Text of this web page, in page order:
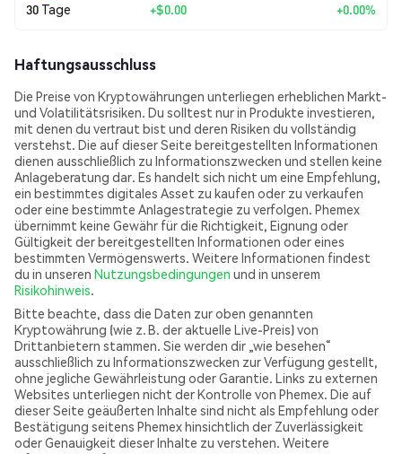
30 Tage +$0.00 +0.00%
Haftungsausschluss
Die Preise von Kryptowährungen unterliegen erheblichen Markt-
und Volatilitätsrisiken. Du solltest nur in Produkte investieren,
mit denen du vertraut bist und deren Risiken du vollständig
verstehst. Die auf dieser Seite bereitgestellten Informationen
dienen ausschließlich zu Informationszwecken und stellen keine
Anlageberatung dar. Es handelt sich nicht um eine Empfehlung,
ein bestimmtes digitales Asset zu kaufen oder zu verkaufen
oder eine bestimmte Anlagestrategie zu verfolgen. Phemex
übernimmt keine Gewähr für die Richtigkeit, Eignung oder
Gültigkeit der bereitgestellten Informationen oder eines
bestimmten Vermögenswerts. Weitere Informationen findest
du in unseren Nutzungsbedingungen und in unserem
Risikohinweis.
Bitte beachte, dass die Daten zur oben genannten
Kryptowährung (wie z. B. der aktuelle Live-Preis) von
Drittanbietern stammen. Sie werden dir „wie besehen“
ausschließlich zu Informationszwecken zur Verfügung gestellt,
ohne jegliche Gewährleistung oder Garantie. Links zu externen
Websites unterliegen nicht der Kontrolle von Phemex. Die auf
dieser Seite geäußerten Inhalte sind nicht als Empfehlung oder
Bestätigung seitens Phemex hinsichtlich der Zuverlässigkeit
oder Genauigkeit dieser Inhalte zu verstehen. Weitere